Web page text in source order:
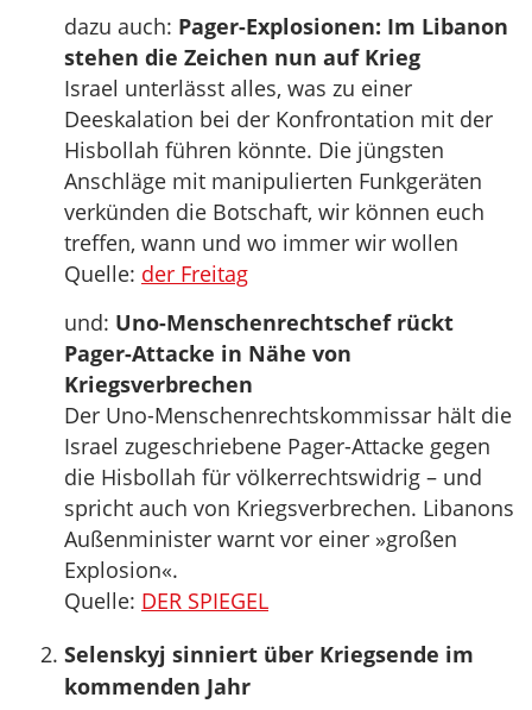
dazu auch: Pager-Explosionen: Im Libanon
stehen die Zeichen nun auf Krieg
Israel unterlässt alles, was zu einer
Deeskalation bei der Konfrontation mit der
Hisbollah führen könnte. Die jüngsten
Anschläge mit manipulierten Funkgeräten
verkünden die Botschaft, wir können euch
treffen, wann und wo immer wir wollen
Quelle: der Freitag
und: Uno-Menschenrechtschef rückt
Pager-Attacke in Nähe von
Kriegsverbrechen
Der Uno-Menschenrechtskommissar hält die
Israel zugeschriebene Pager-Attacke gegen
die Hisbollah für völkerrechtswidrig – und
spricht auch von Kriegsverbrechen. Libanons
Außenminister warnt vor einer »großen
Explosion«.
Quelle: DER SPIEGEL
Selenskyj sinniert über Kriegsende im
kommenden Jahr